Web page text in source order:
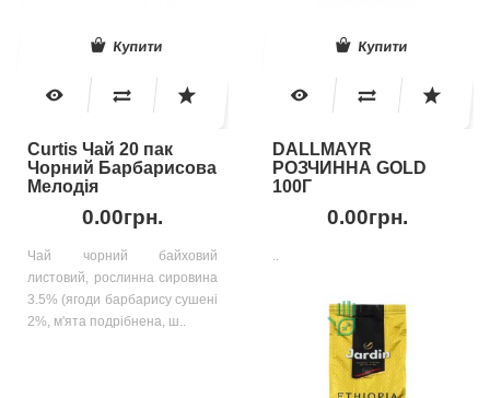
Купити
Curtis Чай 20 пак
Чорний Барбарисова
Мелодія
0.00грн.
Чай чорний байховий
листовий, рослинна сировина
3.5% (ягоди барбарису сушені
2%, м'ята подрібнена, ш..
Купити
DALLMAYR
РОЗЧИННА GOLD
100Г
0.00грн.
..